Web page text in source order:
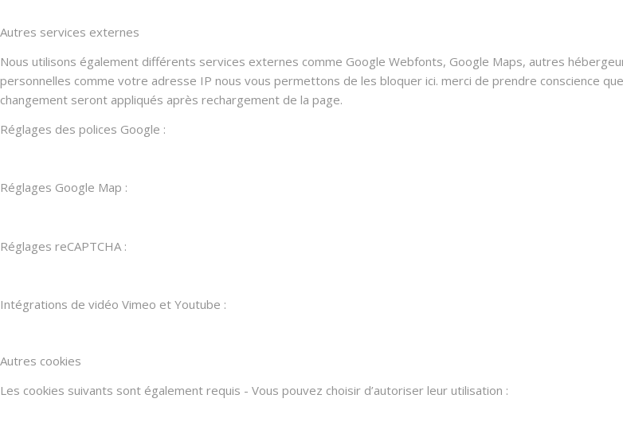
Autres services externes
Nous utilisons également différents services externes comme Google Webfonts, Google Maps, autres
personnelles comme votre adresse IP nous vous permettons de les bloquer ici. merci de prendre conscience
changement seront appliqués après rechargement de la page.
Réglages des polices Google :
Réglages Google Map :
Réglages reCAPTCHA :
Intégrations de vidéo Vimeo et Youtube :
Autres cookies
Les cookies suivants sont également requis - Vous pouvez choisir d’autoriser leur utilisation :